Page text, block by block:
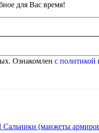
для Вас время!
Ознакомлен с политикой
Сальники (манжеты